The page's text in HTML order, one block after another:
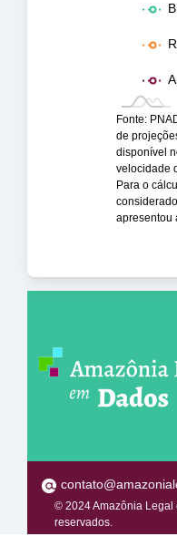
Fonte:
de
disponível
velocidade
Para o
apresentou
© 2024 Amazônia Legal
reservados.